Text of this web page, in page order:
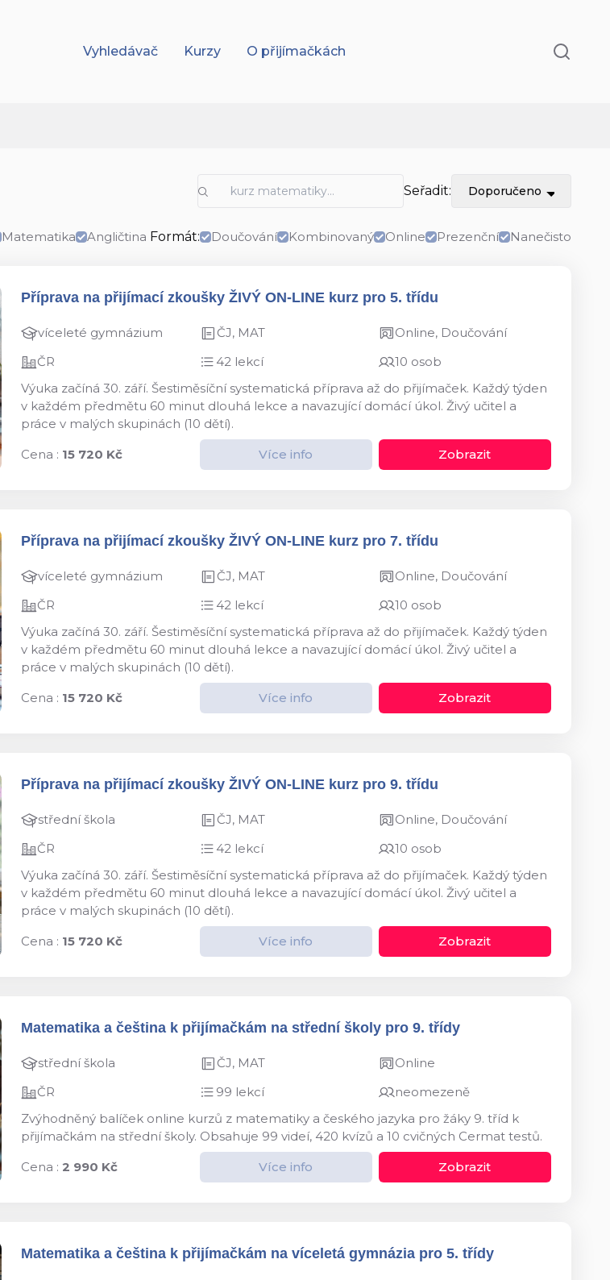
Vyhledávač Kurzy O přijímačkách
Seřadit: Doporučeno
Matematika Angličtina Formát: Doučování Kombinovaný Online Prezenční Nanečisto
Příprava na přijímací zkoušky ŽIVÝ ON-LINE kurz pro 5. třídu
víceleté gymnázium ČJ, MAT
Online, Doučování
ČR
42 lekcí
10 osob
Výuka začíná 30. září. Šestiměsíční systematická příprava až do přijímaček. Každý týden
v každém předmětu 60 minut dlouhá lekce a navazující domácí úkol. Živý učitel a
práce v malých skupinách (10 dětí).
Cena : 15 720 Kč Více info Zobrazit
Příprava na přijímací zkoušky ŽIVÝ ON-LINE kurz pro 7. třídu
víceleté gymnázium ČJ, MAT
Online, Doučování
ČR
42 lekcí
10 osob
Výuka začíná 30. září. Šestiměsíční systematická příprava až do přijímaček. Každý týden
v každém předmětu 60 minut dlouhá lekce a navazující domácí úkol. Živý učitel a
práce v malých skupinách (10 dětí).
Cena : 15 720 Kč Více info Zobrazit
Příprava na přijímací zkoušky ŽIVÝ ON-LINE kurz pro 9. třídu
střední škola ČJ, MAT
Online, Doučování
ČR
42 lekcí
10 osob
Výuka začíná 30. září. Šestiměsíční systematická příprava až do přijímaček. Každý týden
v každém předmětu 60 minut dlouhá lekce a navazující domácí úkol. Živý učitel a
práce v malých skupinách (10 dětí).
Cena : 15 720 Kč Více info Zobrazit
Matematika a čeština k přijímačkám na střední školy pro 9. třídy
střední škola ČJ, MAT
Online
ČR
99 lekcí
neomezeně
Zvýhodněný balíček online kurzů z matematiky a českého jazyka pro žáky 9. tříd k
přijímačkám na střední školy. Obsahuje 99 videí, 420 kvízů a 10 cvičných Cermat testů.
Cena : 2 990 Kč Více info Zobrazit
Matematika a čeština k přijímačkám na víceletá gymnázia pro 5. třídy